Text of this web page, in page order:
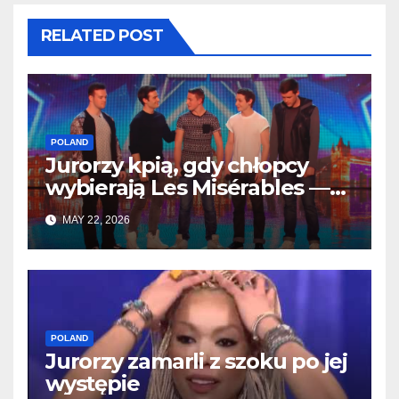
RELATED POST
POLAND
Jurorzy kpią, gdy chłopcy
wybierają Les Misérables —
ale po kilku sekundach
wszystko się zmienia
MAY 22, 2026
POLAND
Jurorzy zamarli z szoku po jej
występie